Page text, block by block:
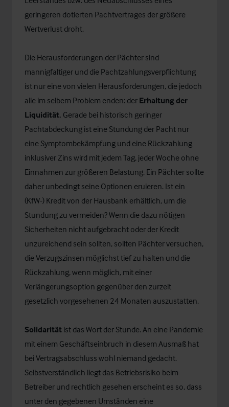
geringeren dotierten Pachtvertrages der größere
Wertverlust droht.
Die Herausforderungen der Pächter sind
mannigfaltiger und die Pachtzahlungsverpflichtung
ist nur eine von vielen Herausforderungen, die jedoch
alle im selbem Problem enden: der Erhaltung der
Liquidität. Gerade bei historisch geringer
Pachtabdeckung ist eine Stundung der Pacht nur
eine Symptombekämpfung und eine Rückzahlung
inklusiver Zins wird mit jedem Tag, jeder Woche ohne
Einnahmen zur größeren Belastung. Ein Pächter sollte
daher unbedingt seine Optionen eruieren. Ist ein
(KfW-) Kredit von der Hausbank erhältlich, um die
Stundung zu vermeiden? Wenn die dazu nötigen
Sicherheiten nicht aufgebracht oder der Kredit
unzureichend sein sollten, sollten Pächter versuchen,
die Verzugszinsen möglichst tief zu halten und die
Rückzahlung, wenn möglich, mit einer
Verlängerungsoption gegenüber den zurzeit
gesetzlich vorgesehenen 24 Monaten auszustatten.
Solidarität ist das Wort der Stunde. An eine Pandemie
mit einem Geschäftseinbruch in diesem Ausmaß hat
bei Vertragsabschluss wohl niemand gedacht.
Selbstverständlich liegt das Betriebsrisiko beim
Betreiber und rechtlich gesehen erscheint es so, dass
unter den gegebenen Umständen eine